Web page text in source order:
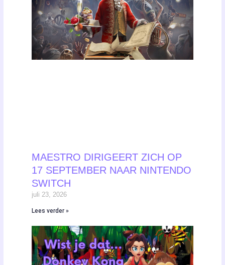
MAESTRO DIRIGEERT ZICH OP
17 SEPTEMBER NAAR NINTENDO
SWITCH
juli 23, 2026
Lees verder »